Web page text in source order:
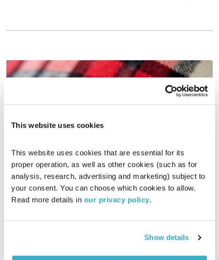
This website uses cookies
This website uses cookies that are essential for its
proper operation, as well as other cookies (such as for
analysis, research, advertising and marketing) subject to
your consent. You can choose which cookies to allow.
Read more details in our privacy policy.
Show details
התעוררות – 11.8.21 – ספיישל שנת 91'
התעוררות
גליה גלעדי
חוזרים בזמן אל שנת 1991 ואל כל המוזיקה הטובה שהביאה איתה
אודיו